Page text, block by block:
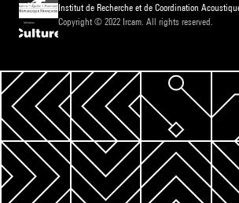
Institut de Recherche et de Coordination
Copyright © 2022 Ircam. All rights reserved.